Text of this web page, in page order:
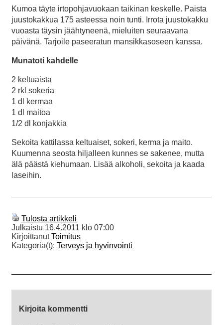
Kumoa täyte irtopohjavuokaan taikinan keskelle. Paista
juustokakkua 175 asteessa noin tunti. Irrota juustokakku
vuoasta täysin jäähtyneenä, mieluiten seuraavana
päivänä. Tarjoile paseeratun mansikkasoseen kanssa.
Munatoti kahdelle
2 keltuaista
2 rkl sokeria
1 dl kermaa
1 dl maitoa
1/2 dl konjakkia
Sekoita kattilassa keltuaiset, sokeri, kerma ja maito.
Kuumenna seosta hiljalleen kunnes se sakenee, mutta
älä päästä kiehumaan. Lisää alkoholi, sekoita ja kaada
laseihin.
Tulosta artikkeli
Julkaistu 16.4.2011 klo 07:00
KirjoittanutToimitus
Kategoria(t): Terveys ja hyvinvointi
Kirjoita kommentti